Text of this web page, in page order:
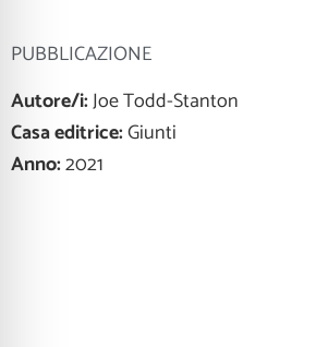
PUBBLICAZIONE
Autore/i:Joe Todd-Stanton
Casa editrice:Giunti
Anno:2021